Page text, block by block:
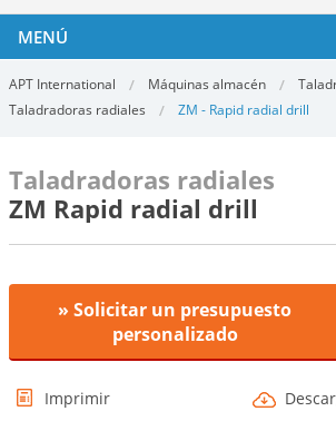
MENÚ
APT International Máquinas almacén
Taladradoras radiales
ZM - Rapid radial drill
Taladradoras radiales
ZM Rapid radial drill
» Solicitar un presupuesto
personalizado
Imprimir